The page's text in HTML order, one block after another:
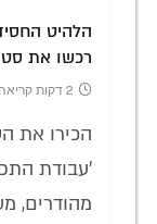
רכשו את סט
2 דקות קריאה
הכירו את
'עבודת